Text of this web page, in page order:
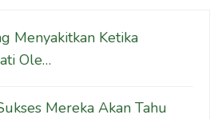
Menyakitkan Ketika
Ole…
Mereka Akan Tahu